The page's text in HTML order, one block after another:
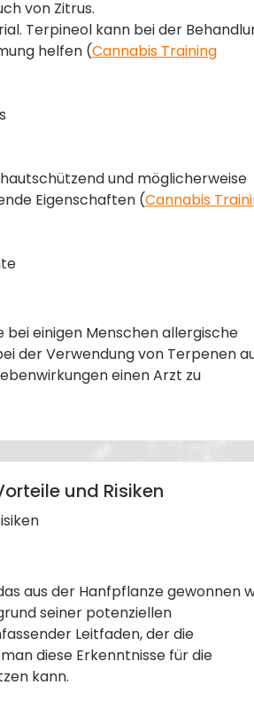
von Zitrus.
Terpineol kann bei der
helfen​ (Cannabis Training
und möglicherweise
Eigenschaften​ (Cannabis
einigen Menschen allergische
der Verwendung von Terpenen
einen Arzt zu
und Risiken
aus der Hanfpflanze gewonnen
seiner potenziellen
Leitfaden, der die
diese Erkenntnisse für die
kann.